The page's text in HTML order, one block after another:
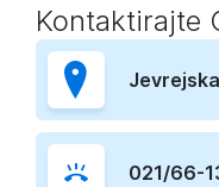
Kontaktirajte
021/66-